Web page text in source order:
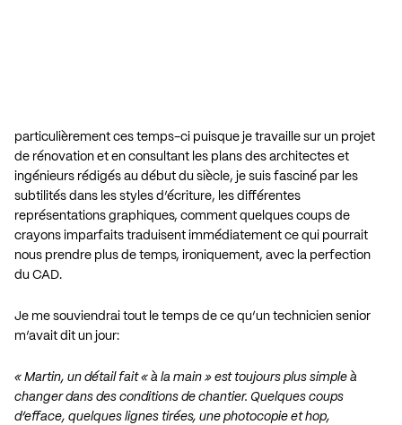
particulièrement ces temps-ci puisque je travaille sur un projet
de rénovation et en consultant les plans des architectes et
ingénieurs rédigés au début du siècle, je suis fasciné par les
subtilités dans les styles d’écriture, les différentes
représentations graphiques, comment quelques coups de
crayons imparfaits traduisent immédiatement ce qui pourrait
nous prendre plus de temps, ironiquement, avec la perfection
du CAD.
Je me souviendrai tout le temps de ce qu’un technicien senior
m’avait dit un jour:
« Martin, un détail fait « à la main » est toujours plus simple à
changer dans des conditions de chantier. Quelques coups
d’efface, quelques lignes tirées, une photocopie et hop,